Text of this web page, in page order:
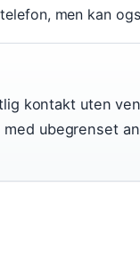
men kan
kontakt uten
ubegrenset